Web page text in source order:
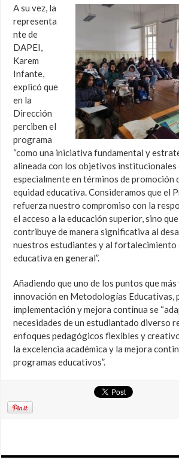
A su vez, la
representa
nte de
DAPEI,
Karem
Infante,
explicó que
en la
Dirección
perciben el
programa
“como una iniciativa fundamental y
alineada con los objetivos institucionales
especialmente en términos de promoción
equidad educativa. Consideramos que el
refuerza nuestro compromiso con la
el acceso a la educación superior, sino
contribuye de manera significativa al
nuestros estudiantes y al fortalecimiento
educativa en general”.
Añadiendo que uno de los puntos que
innovación en Metodologías Educativas,
implementación y mejora continua se
necesidades de un estudiantado diverso
enfoques pedagógicos flexibles y
la excelencia académica y la mejora
programas educativos”.